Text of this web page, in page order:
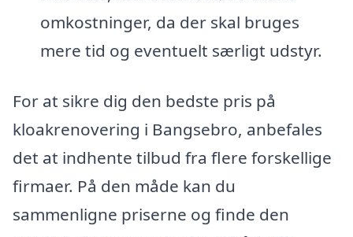
omkostninger, da der skal bruges
mere tid og eventuelt særligt udstyr.
For at sikre dig den bedste pris på
kloakrenovering i Bangsebro, anbefales
det at indhente tilbud fra flere forskellige
firmaer. På den måde kan du
sammenligne priserne og finde den